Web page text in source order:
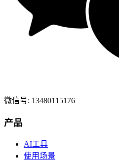
微信号: 13480115176
产品
AI工具
使用场景